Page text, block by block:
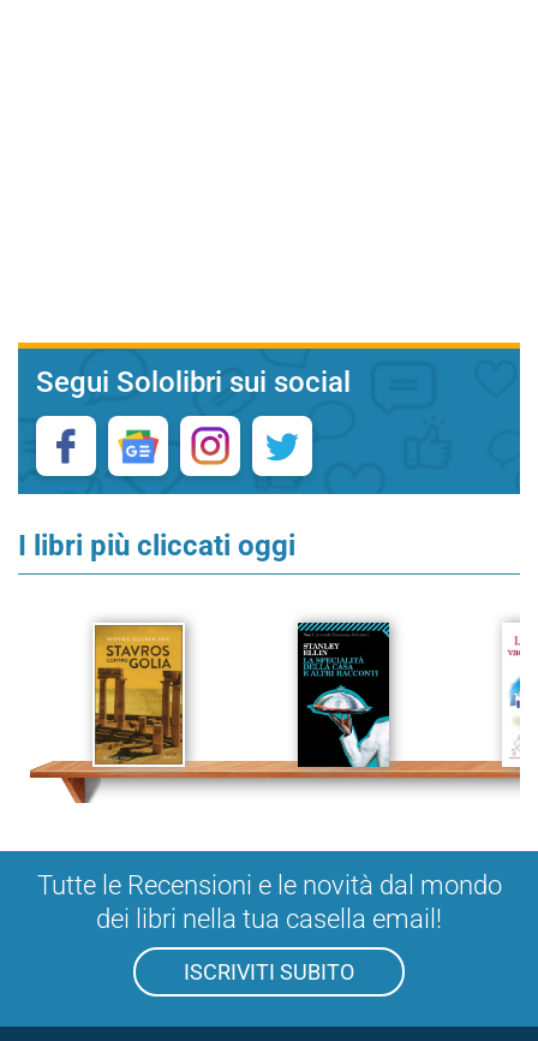
Segui Sololibri sui social
I libri più cliccati oggi
Tutte le Recensioni e le novità dal mondo
dei libri nella tua casella email!
ISCRIVITI SUBITO